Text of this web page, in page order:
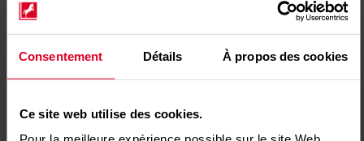
Consentement Détails À propos des cookies
Ce site web utilise des cookies.
graisses sont saturées en hydrogène. Il en résulte un
relèvement du point de fusion qui transforme des huiles
liquides en graisses solides.
en appliquant le processus